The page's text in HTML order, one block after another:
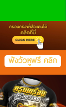
ฟังวัวหูฟรี คลิก